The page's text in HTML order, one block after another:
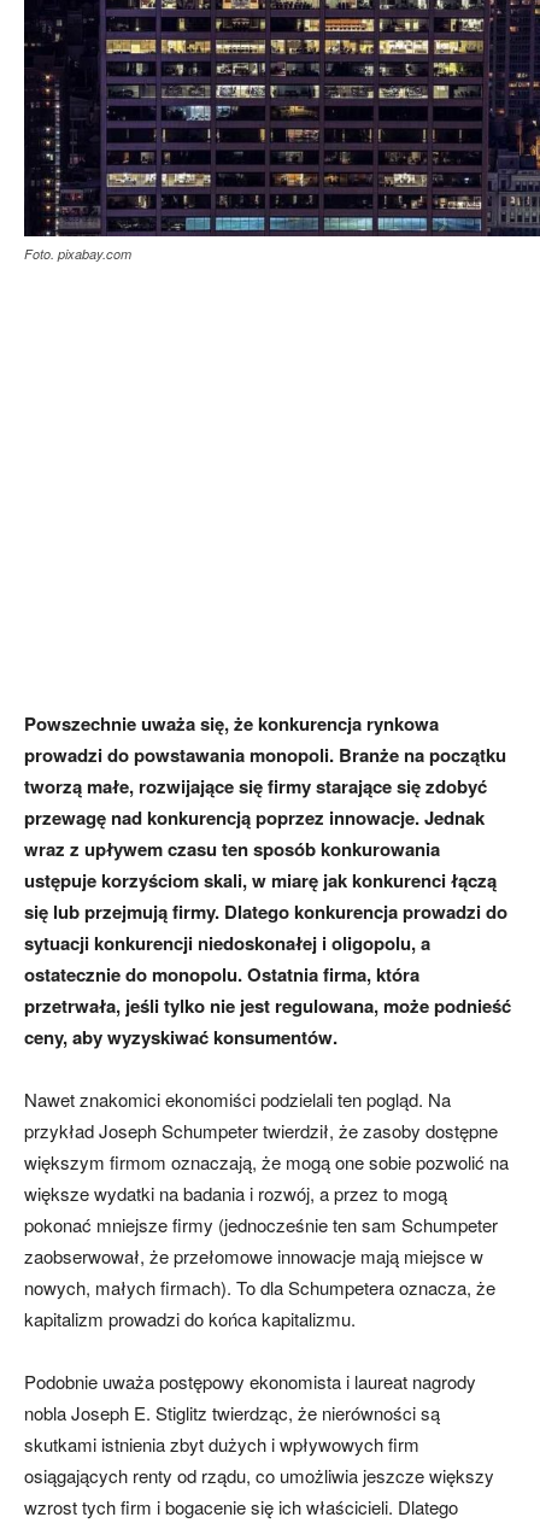
Foto. pixabay.com
Powszechnie uważa się, że konkurencja rynkowa
prowadzi do powstawania monopoli. Branże na początku
tworzą małe, rozwijające się firmy starające się zdobyć
przewagę nad konkurencją poprzez innowacje. Jednak
wraz z upływem czasu ten sposób konkurowania
ustępuje korzyściom skali, w miarę jak konkurenci łączą
się lub przejmują firmy. Dlatego konkurencja prowadzi do
sytuacji konkurencji niedoskonałej i oligopolu, a
ostatecznie do monopolu. Ostatnia firma, która
przetrwała, jeśli tylko nie jest regulowana, może podnieść
ceny, aby wyzyskiwać konsumentów.
Nawet znakomici ekonomiści podzielali ten pogląd. Na
przykład Joseph Schumpeter twierdził, że zasoby dostępne
większym firmom oznaczają, że mogą one sobie pozwolić na
większe wydatki na badania i rozwój, a przez to mogą
pokonać mniejsze firmy (jednocześnie ten sam Schumpeter
zaobserwował, że przełomowe innowacje mają miejsce w
nowych, małych firmach). To dla Schumpetera oznacza, że
kapitalizm prowadzi do końca kapitalizmu.
Podobnie uważa postępowy ekonomista i laureat nagrody
nobla Joseph E. Stiglitz twierdząc, że nierówności są
skutkami istnienia zbyt dużych i wpływowych firm
osiągających renty od rządu, co umożliwia jeszcze większy
wzrost tych firm i bogacenie się ich właścicieli. Dlatego